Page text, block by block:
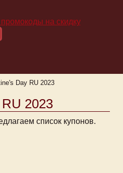
Day RU 2023
2023
список купонов.